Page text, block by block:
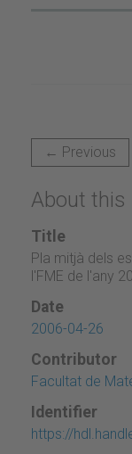
← Previous
About this
Title
Pla mitjà dels
l'FME de l'any
Date
2006-04-26
Contributor
Facultat de
Identifier
https://